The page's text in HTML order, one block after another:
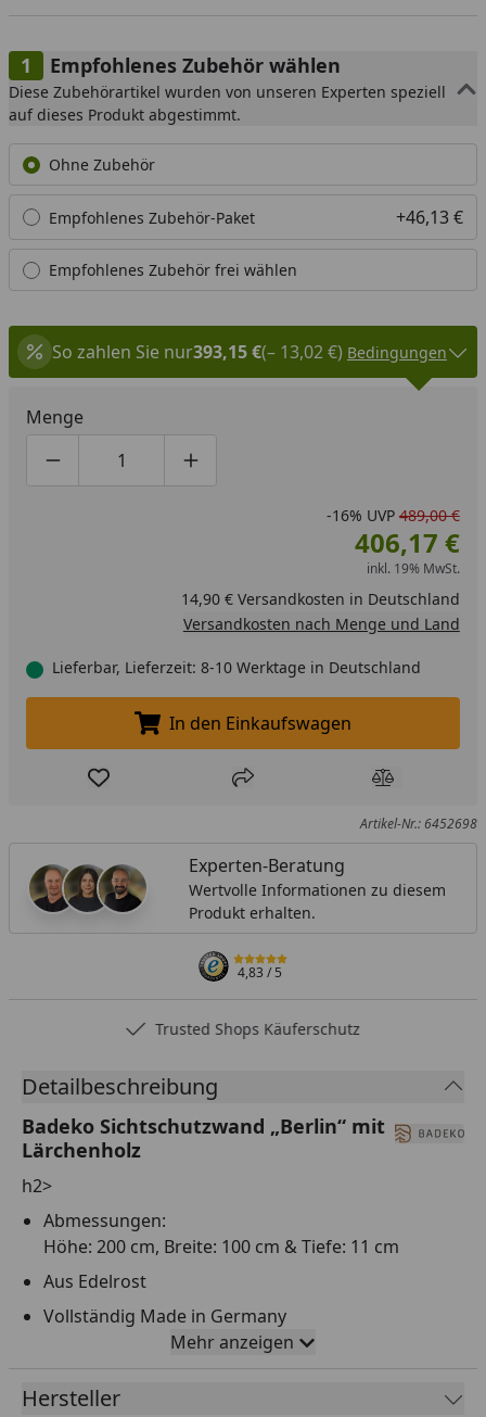
Empfohlenes Zubehör wählen
Diese Zubehörartikel wurden von unseren Experten speziell
auf dieses Produkt abgestimmt.
Ohne Zubehör
Empfohlenes Zubehör-Paket +46,13 €
Empfohlenes Zubehör frei wählen
So zahlen Sie nur393,15 €(– 13,02 €) Bedingungen
Menge
Produktmenge um eins verringern
Produktmenge manuell eingeben
Produktmenge um eins erhöhen
-16% UVP 489,00 €
406,17 €
inkl. 19% MwSt.
14,90 € Versandkosten in Deutschland
Versandkosten nach Menge und Land
Lieferbar, Lieferzeit: 8-10 Werktage in Deutschland
In den Einkaufswagen legen
In den Einkaufswagen
Produkt zur Wunschliste hinzufügen
Teilen Produkt
Artikel-Nr.: 6452698
Experten-Beratung
Wertvolle Informationen zu diesem
Produkt erhalten.
4,83/ 5
Trusted Shops Käuferschutz
Detailbeschreibung
Badeko Sichtschutzwand „Berlin“ mit
Lärchenholz
h2>
Abmessungen:
Höhe: 200 cm, Breite: 100 cm & Tiefe: 11 cm
Aus Edelrost
Vollständig Made in Germany
Einsetzbar im Außenbereich
Haltbarkeit: Die Haltbarkeit von Rostartikeln
beträgt in der Regel mindestens 10-12 Jahre
Mehr anzeigen
Hersteller